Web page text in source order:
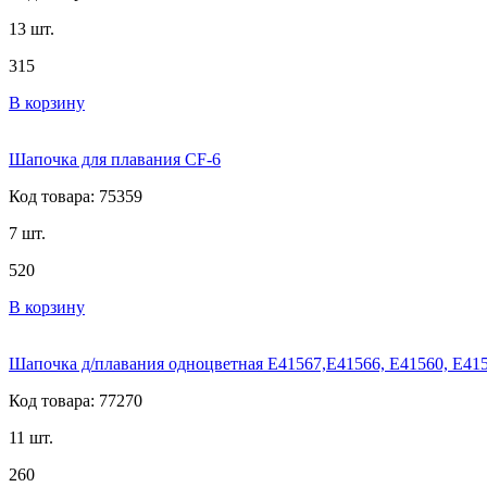
13 шт.
315
В корзину
Шапочка для плавания CF-6
Код товара: 75359
7 шт.
520
В корзину
Шапочка д/плавания одноцветная E41567,E41566, E41560,
Код товара: 77270
11 шт.
260